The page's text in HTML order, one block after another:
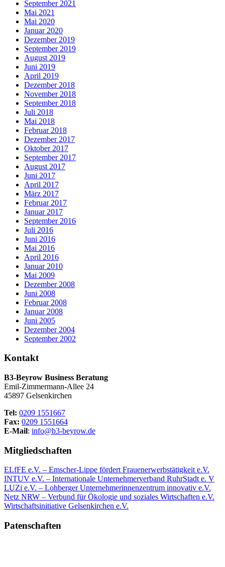
September 2021
Mai 2021
Mai 2020
Januar 2020
Dezember 2019
September 2019
August 2019
Juni 2019
April 2019
Dezember 2018
November 2018
September 2018
Juli 2018
Mai 2018
Februar 2018
Dezember 2017
Oktober 2017
September 2017
August 2017
Juni 2017
April 2017
März 2017
Februar 2017
Januar 2017
September 2016
Juli 2016
Juni 2016
Mai 2016
April 2016
Januar 2010
Mai 2009
Dezember 2008
Juni 2008
Februar 2008
Januar 2008
Juni 2005
Dezember 2004
September 2002
Kontakt
B3-Beyrow Business Beratung
Emil-Zimmermann-Allee 24
45897 Gelsenkirchen
Tel: 0209 1551667
Fax: 0209 1551664
E-Mail: info@b3-beyrow.de
Mitgliedschaften
ELfFE e.V. – Emscher-Lippe fördert Frauenerwerbstätigkeit e.V.
INTUV e.V. – Internationale Unternehmerverband RuhrStadt e. V
LUZi e.V. – Lohberger Unternehmerinnenzentrum innovativ e.V.
Netz NRW – Verbund für Ökologie und soziales Wirtschaften e.V.
Wirtschaftsinitiative Gelsenkirchen e.V.
Patenschaften